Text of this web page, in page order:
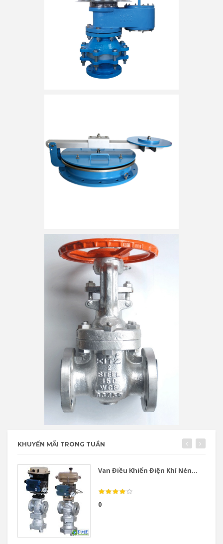
KHUYẾN MÃI TRONG TUẦN
Van Điều Khiển Điện Khí Nén...
0